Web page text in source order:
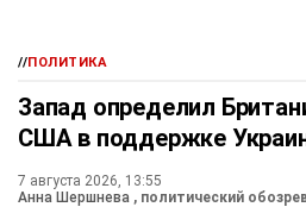
//ПОЛИТИКА
Запад определил
США в поддержке
7 августа 2026, 13:55
Анна Шершнева , политический